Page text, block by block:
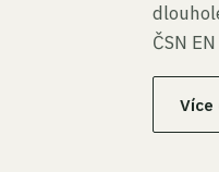
ČSN
Více